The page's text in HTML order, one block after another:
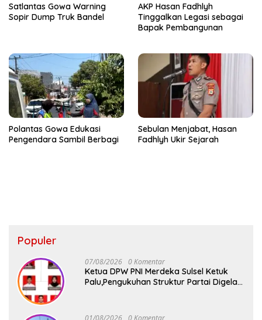
Satlantas Gowa Warning
Sopir Dump Truk Bandel
AKP Hasan Fadhlyh
Tinggalkan Legasi sebagai
Bapak Pembangunan
Polantas Gowa Edukasi
Pengendara Sambil Berbagi
Sebulan Menjabat, Hasan
Fadhlyh Ukir Sejarah
Populer
07/08/2026 0 Komentar
Ketua DPW PNI Merdeka Sulsel Ketuk
Palu,Pengukuhan Struktur Partai Digelar
01/08/2026 0 Komentar